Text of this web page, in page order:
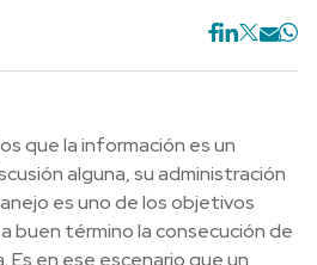
que la información es un
alguna, su administración
es uno de los objetivos
buen término la consecución de
Es en ese escenario que un